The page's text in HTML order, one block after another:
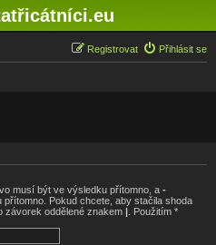
Přihlásit se
Registrovat
musí být ve výsledku přítomno, a -
Pokud chcete, aby stačila shoda
závorek oddělené znakem | . Použitím *